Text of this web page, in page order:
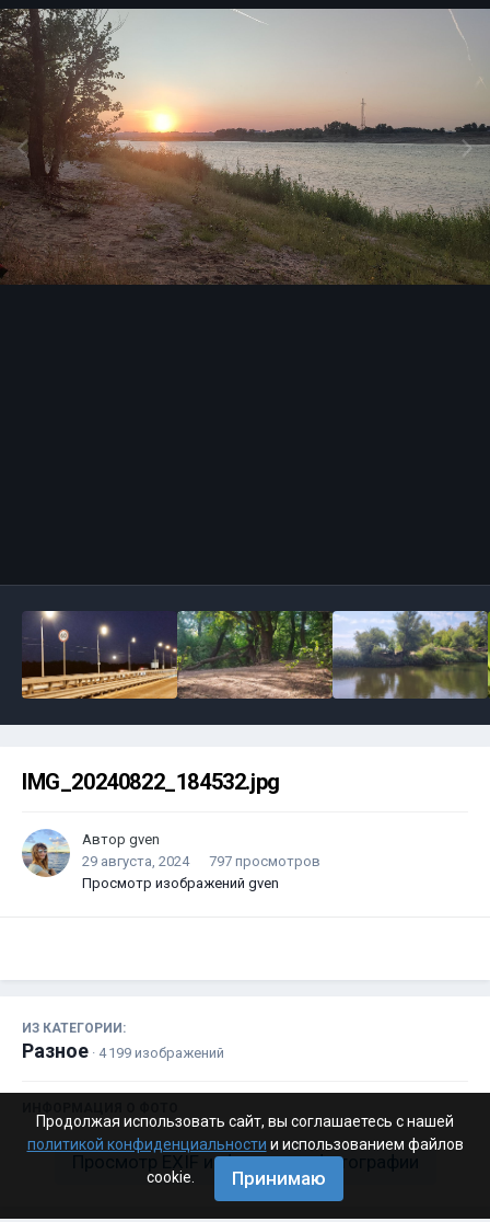
IMG_20240822_184532.jpg
Автор gven
29 августа, 2024
797 просмотров
Просмотр изображений gven
ИЗ КАТЕГОРИИ:
Разное · 4 199 изображений
Просмотр EXIF информации фотографии
Продолжая использовать сайт, вы соглашаетесь с нашей
политикой конфиденциальности и использованием файлов
cookie.
Принимаю